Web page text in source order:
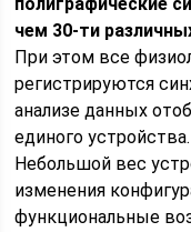
чем 30-ти
При этом все
регистрируются
анализе данных
единого устройства.
Небольшой вес
изменения
функциональные